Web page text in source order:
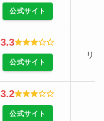
公式サイト
3.3
公式サイト
リ
3.2
公式サイト